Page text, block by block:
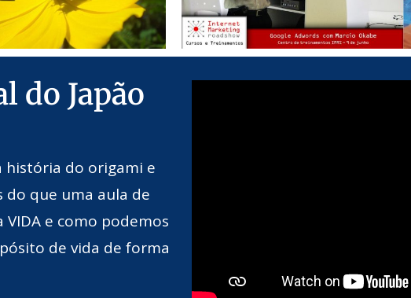
do Japão
história do origami e
que uma aula de
e como podemos
de vida de forma